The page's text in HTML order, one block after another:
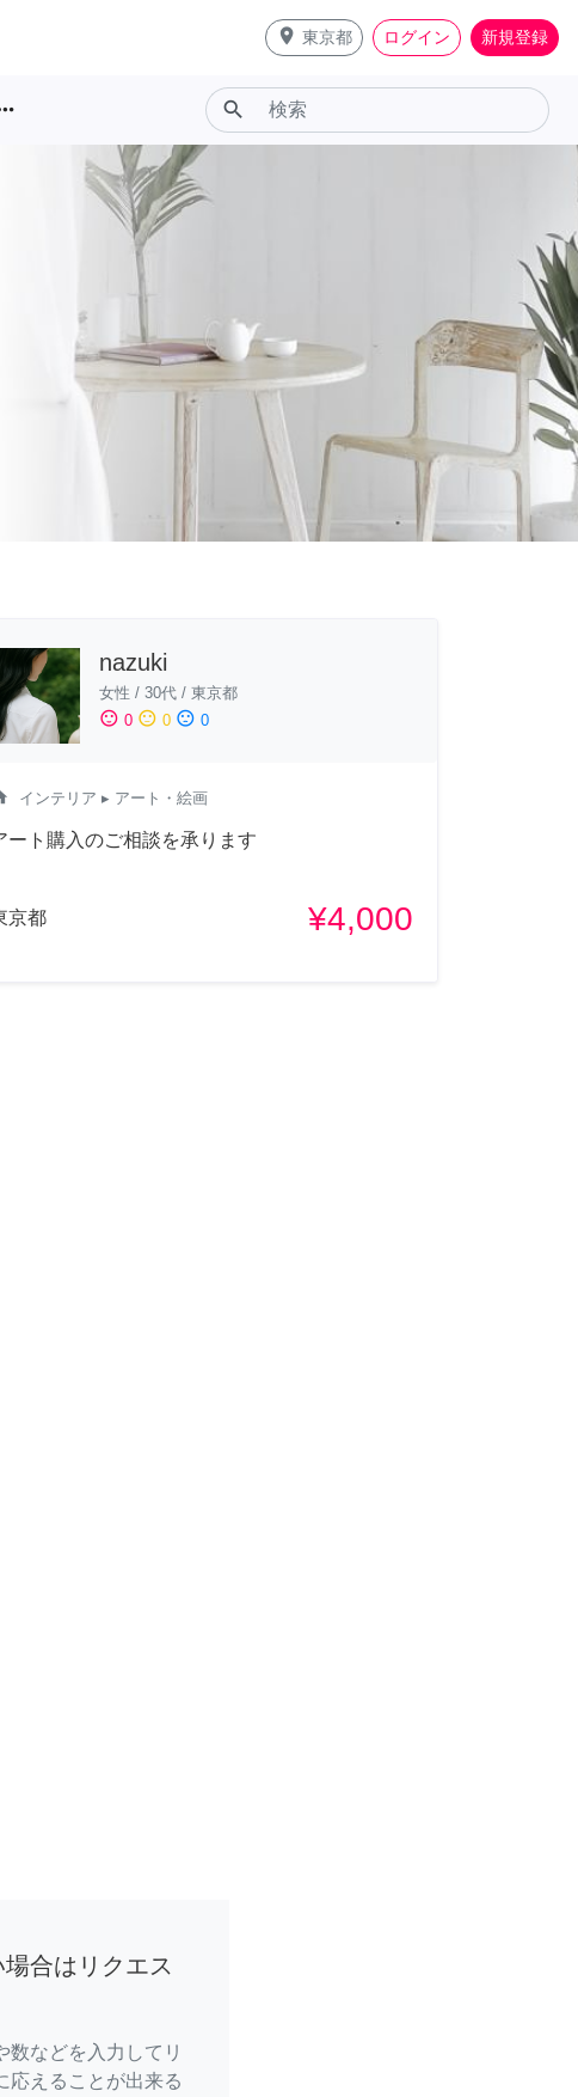
place 東京都 ログイン 新規登録
search
nazuki
女性 / 30代/ 東京都
sentiment_satisfied 0 sentiment_neutral 0 sentiment_dissatisfied 0
インテリア ▸ アート・絵画
ート購入のご相談を承ります
京都 ¥4,000
合はリクエス
数などを入力してリ
応えることが出来る